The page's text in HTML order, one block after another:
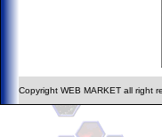
Copyright WEB MARKET all right